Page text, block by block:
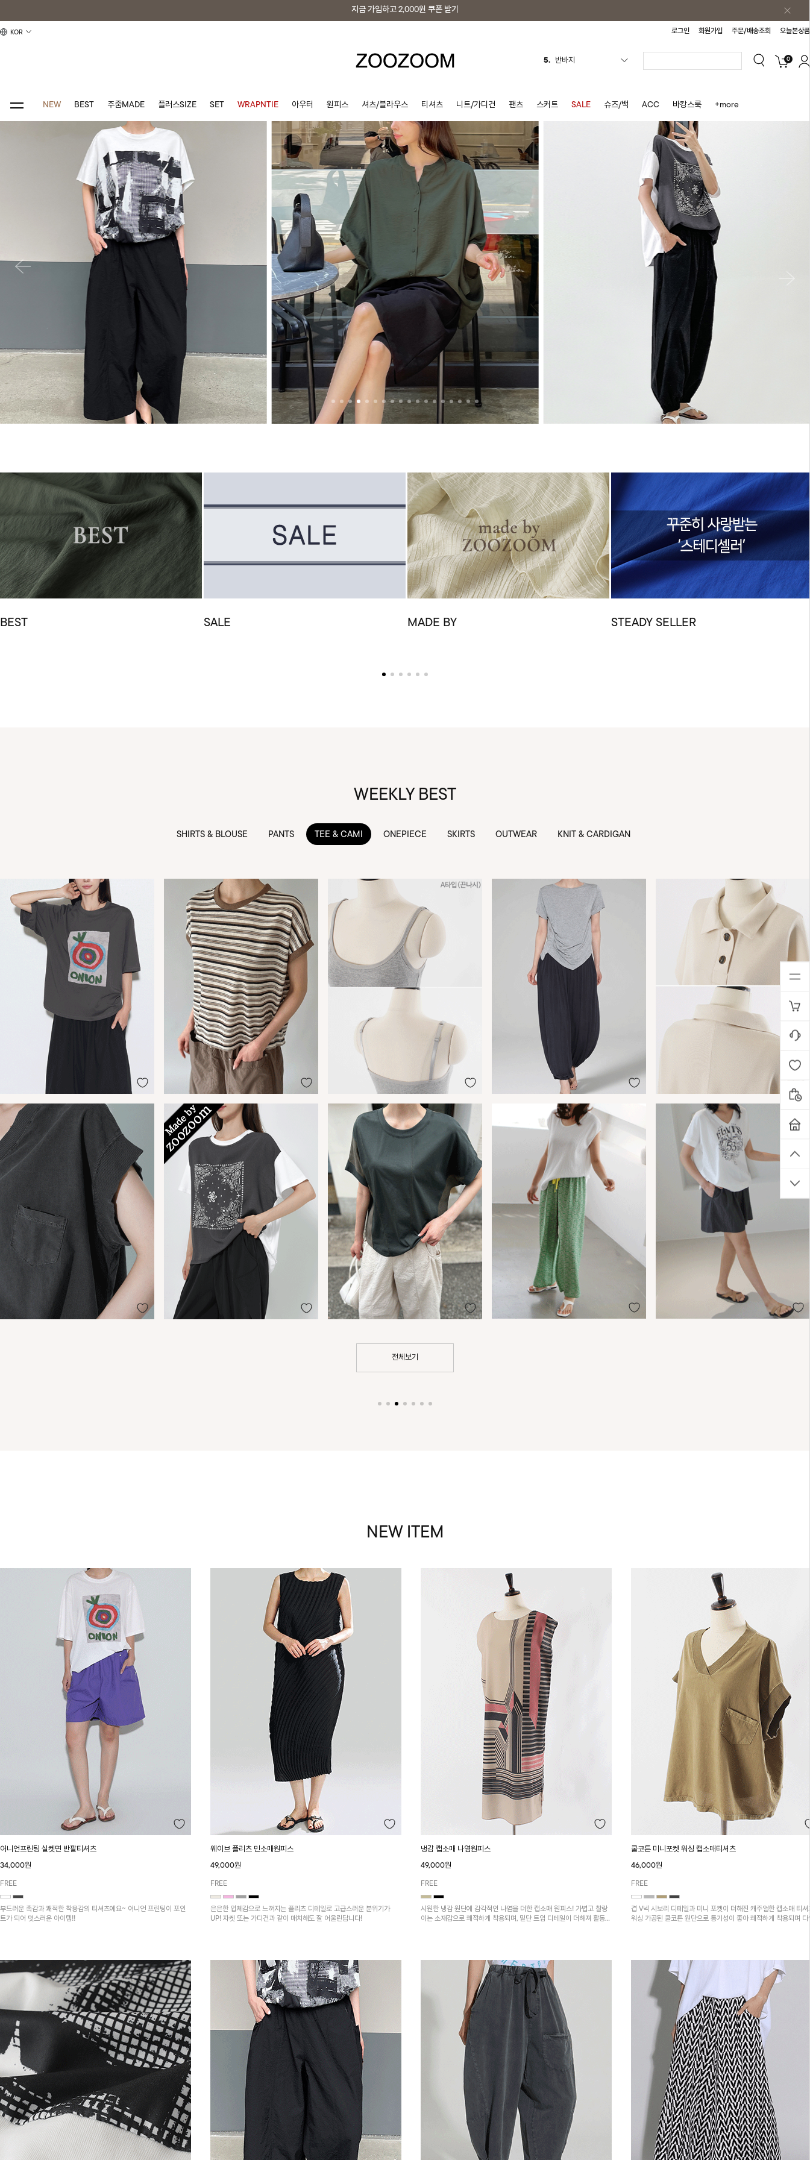
지금 가입하고 2,000원 쿠폰 받기
KOR 로그인 회원가입 주문/배송조회 오늘본상품
6. 여름티
8. 셔츠
0
NEW BEST 주줌MADE 플러스SIZE SET WRAPNTIE 아우터 원피스 셔츠/블라우스 티셔츠 니트/가디건 팬츠 스커트 SALE 슈즈/백 ACC 바캉스룩 +more
BEST SALE MADE BY STEADY SELLER
WEEKLY BEST
SHIRTS & BLOUSE PANTS TEE & CAMI ONEPIECE SKIRTS OUTWEAR KNIT & CARDIGAN
전체보기
NEW ITEM
어니언프린팅 실켓면 반팔티셔츠
34,000원
FREE
부드러운 촉감과 쾌적한 착용감의 티셔츠에요~ 어니언 프린팅이 포인
트가 되어 멋스러운 아이템!!
웨이브 플리츠 민소매원피스
49,000원
FREE
은은한 입체감으로 느껴지는 플리츠 디테일로 고급스러운 분위기가
UP! 자켓 또는 가디건과 같이 매치해도 잘 어울린답니다!
냉감 캡소매 나염원피스
49,000원
FREE
시원한 냉감 원단에 감각적인 나염을 더한 캡소매 원피스! 가볍고 찰랑
이는 소재감으로 쾌적하게 착용되며, 밑단 트임 디테일이 더해져 활동성
쿨코튼 미니포켓 워싱 캡소매티셔츠
46,000원
FREE
겹 V넥 시보리 디테일과 미니 포켓이 더해진 캐주얼한 캡소매 티셔
워싱 가공된 쿨코튼 원단으로 통기성이 좋아 쾌적하게 착용되며 다